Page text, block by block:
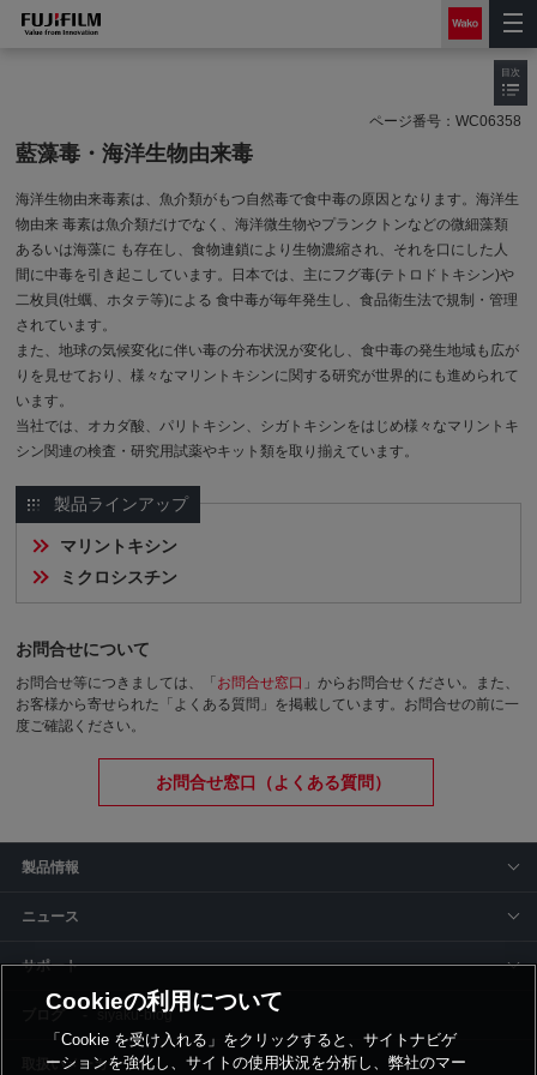
ページ番号： WC06358
藍藻毒・海洋生物由来毒
海洋生物由来毒素は、魚介類がもつ自然毒で食中毒の原因となります。海洋生
物由来 毒素は魚介類だけでなく、海洋微生物やプランクトンなどの微細藻類
あるいは海藻に も存在し、食物連鎖により生物濃縮され、それを口にした人
間に中毒を引き起こしています。日本では、主にフグ毒(テトロドトキシン)や
二枚貝(牡蠣、ホタテ等)による 食中毒が毎年発生し、食品衛生法で規制・管理
されています。
また、地球の気候変化に伴い毒の分布状況が変化し、食中毒の発生地域も広が
りを見せており、様々なマリントキシンに関する研究が世界的にも進められて
います。
当社では、オカダ酸、パリトキシン、シガトキシンをはじめ様々なマリントキ
シン関連の検査・研究用試薬やキット類を取り揃えています。
製品ラインアップ
マリントキシン
ミクロシスチン
目次
お問合せについて
お問合せ等につきましては、「 お問合せ窓口 」からお問合せください。
また、
お客様から寄せられた「よくある質問」を掲載しています。お問合せの前に一
度ご確認ください。
お問合せ窓口（よくある質問）
製品情報
ニュース
サポート
siyaku-blog
取扱いメーカー
Cookieの利用について
「Cookie を受け入れる」をクリックすると、サイトナビゲ
ーションを強化し、サイトの使用状況を分析し、弊社のマー